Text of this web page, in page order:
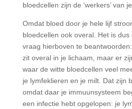
bloedcellen zijn de ‘werkers’ van
Omdat bloed door je hele lijf
bloedcellen ook overal. Het is
vraag hierboven te
zit overal in je lichaam, maar er
waar de witte bloedcellen veel
je lymfeklieren en je milt. Dat zijn
omdat daar je immuunsysteem
een infectie hebt opgelopen: je